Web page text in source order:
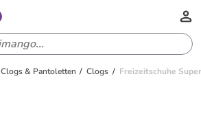
Clogs & Pantoletten Clogs Freizeitschuhe